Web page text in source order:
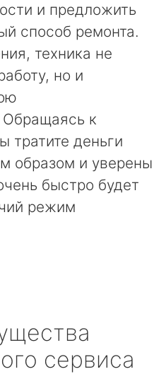
и предложить
способ ремонта.
техника не
но и
Обращаясь к
тратите деньги
образом и уверены
быстро будет
режим
сервиса